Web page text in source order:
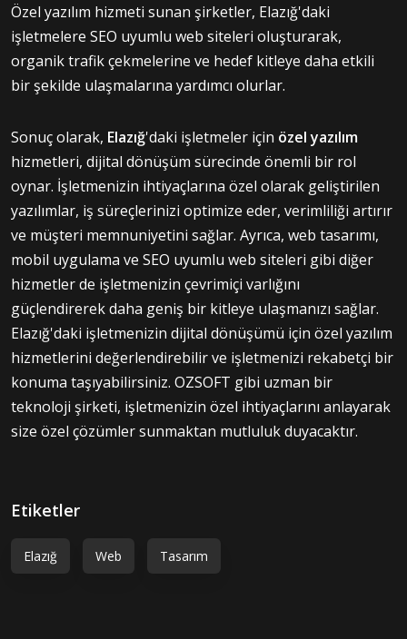
Özel yazılım hizmeti sunan şirketler, Elazığ'daki
işletmelere SEO uyumlu web siteleri oluşturarak,
organik trafik çekmelerine ve hedef kitleye daha etkili
bir şekilde ulaşmalarına yardımcı olurlar.
Sonuç olarak, Elazığ'daki işletmeler için özel yazılım
hizmetleri, dijital dönüşüm sürecinde önemli bir rol
oynar. İşletmenizin ihtiyaçlarına özel olarak geliştirilen
yazılımlar, iş süreçlerinizi optimize eder, verimliliği artırır
ve müşteri memnuniyetini sağlar. Ayrıca, web tasarımı,
mobil uygulama ve SEO uyumlu web siteleri gibi diğer
hizmetler de işletmenizin çevrimiçi varlığını
güçlendirerek daha geniş bir kitleye ulaşmanızı sağlar.
Elazığ'daki işletmenizin dijital dönüşümü için özel yazılım
hizmetlerini değerlendirebilir ve işletmenizi rekabetçi bir
konuma taşıyabilirsiniz. OZSOFT gibi uzman bir
teknoloji şirketi, işletmenizin özel ihtiyaçlarını anlayarak
size özel çözümler sunmaktan mutluluk duyacaktır.
Etiketler
Elazığ Web Tasarım